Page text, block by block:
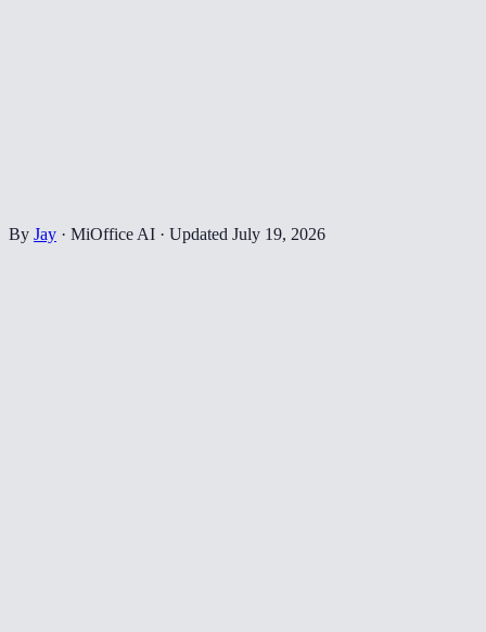
By Jay · MiOffice AI · Updated July 19, 2026